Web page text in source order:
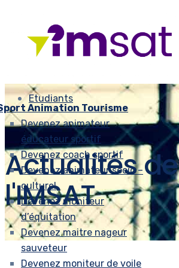
Etudiants
Animation Tourisme
Devenez animateur
éducateur sportif
Devenez coach sportif
Devenez animateur socio –
culturel
Devenez moniteur
d’équitation
Devenez maitre nageur
sauveteur
Devenez moniteur de voile
Actualités de
l'IMSAT